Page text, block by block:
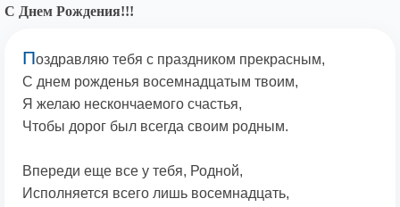
С Днем Рождения!!!
Поздравляю тебя с праздником прекрасным,
С днем рожденья восемнадцатым твоим,
Я желаю нескончаемого счастья,
Чтобы дорог был всегда своим родным.
Впереди еще все у тебя, Родной,
Исполняется всего лишь восемнадцать,